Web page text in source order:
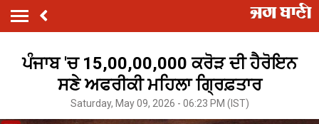
ਪੰਜਾਬ 'ਚ 15,00,00,000 ਕਰੋੜ ਦੀ ਹੈਰੋਇਨ
ਸਣੇ ਅਫਰੀਕੀ ਮਹਿਲਾ ਗ੍ਰਿਫ਼ਤਾਰ
Saturday, May 09, 2026 - 06:23 PM (IST)